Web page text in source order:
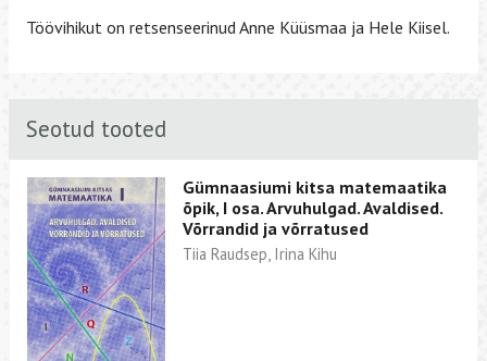
Töövihikut on retsenseerinud Anne Küüsmaa ja Hele Kiisel.
Seotud tooted
Gümnaasiumi kitsa matemaatika
õpik, I osa. Arvuhulgad. Avaldised.
Võrrandid ja võrratused
Tiia Raudsep, Irina Kihu